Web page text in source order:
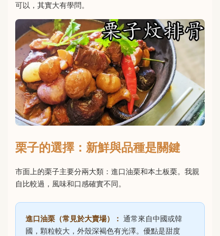
可以，其實大有學問。
栗子的選擇：新鮮與品種是關鍵
市面上的栗子主要分兩大類：進口油栗和本土板栗。我親
自比較過，風味和口感確實不同。
進口油栗（常見於大賣場）： 通常來自中國或韓
國，顆粒較大，外殼深褐色有光澤。優點是甜度